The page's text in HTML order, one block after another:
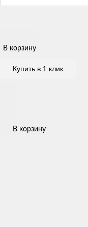
В корзину
Купить в 1 клик
В корзину